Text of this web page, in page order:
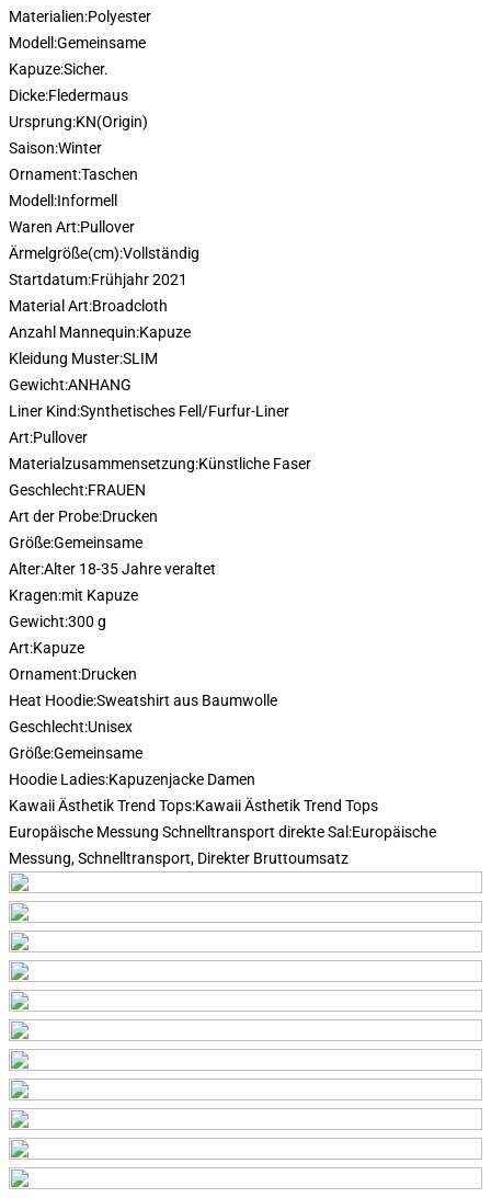
Materialien:Polyester
Modell:Gemeinsame
Kapuze:Sicher.
Dicke:Fledermaus
Ursprung:KN(Origin)
Saison:Winter
Ornament:Taschen
Modell:Informell
Waren Art:Pullover
Ärmelgröße(cm):Vollständig
Startdatum:Frühjahr 2021
Material Art:Broadcloth
Anzahl Mannequin:Kapuze
Kleidung Muster:SLIM
Gewicht:ANHANG
Liner Kind:Synthetisches Fell/Furfur-Liner
Art:Pullover
Materialzusammensetzung:Künstliche Faser
Geschlecht:FRAUEN
Art der Probe:Drucken
Größe:Gemeinsame
Alter:Alter 18-35 Jahre veraltet
Kragen:mit Kapuze
Gewicht:300 g
Art:Kapuze
Ornament:Drucken
Heat Hoodie:Sweatshirt aus Baumwolle
Geschlecht:Unisex
Größe:Gemeinsame
Hoodie Ladies:Kapuzenjacke Damen
Kawaii Ästhetik Trend Tops:Kawaii Ästhetik Trend Tops
Europäische Messung Schnelltransport direkte Sal:Europäische
Messung, Schnelltransport, Direkter Bruttoumsatz
Modname=Zeichner